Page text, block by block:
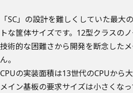
「SC」の設計を難しくしていた最大
トな筐体サイズです。12型クラスのノ
技術的な困難さから開発を断念した
ん。
CPUの実装面積は13世代のCPUから
メイン基板の要求サイズは小さくな